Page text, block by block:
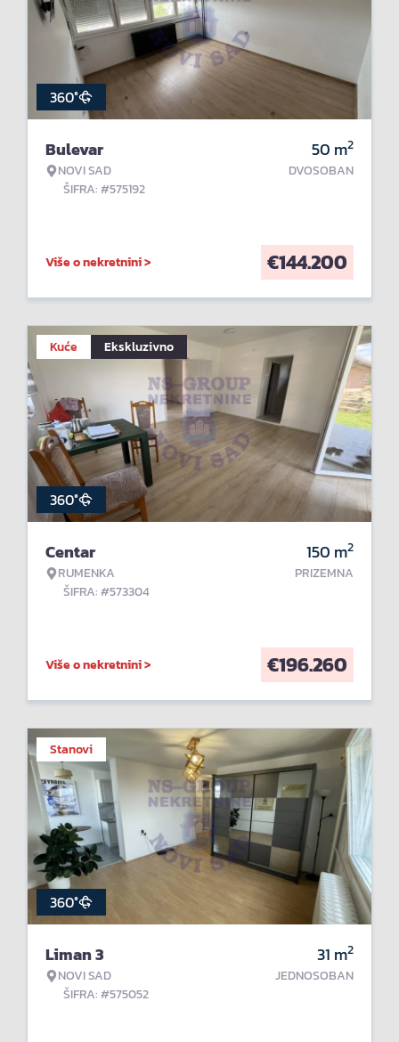
360°
Bulevar
NOVI SAD
ŠIFRA: #575192
50 m2
DVOSOBAN
Više o nekretnini > €144.200
Kuće Ekskluzivno
360°
Centar
RUMENKA
ŠIFRA: #573304
150 m2
PRIZEMNA
Više o nekretnini > €196.260
Stanovi
360°
Liman 3
NOVI SAD
ŠIFRA: #575052
31 m2
JEDNOSOBAN